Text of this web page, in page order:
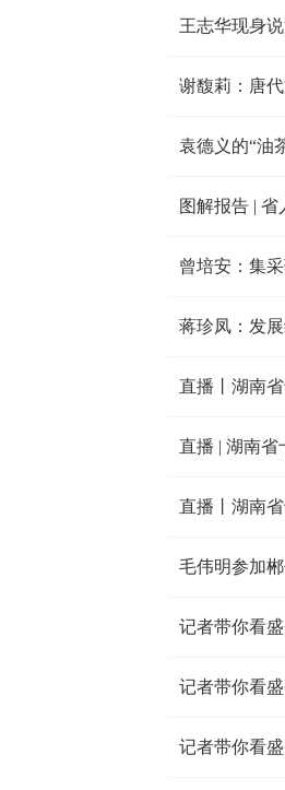
王志华现身
谢馥莉：唐
袁德义的“油
图解报告 |
蒋珍凤：发
直播丨湖南
直播 | 湖南
直播丨湖南
毛伟明参加
记者带你看盛
记者带你看盛
记者带你看盛